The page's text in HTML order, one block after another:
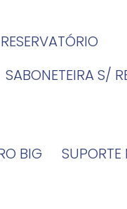
SABONETEIRA S/
BIG